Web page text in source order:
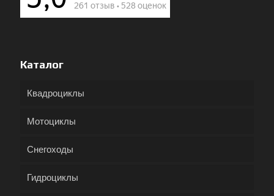
Каталог
Квадроциклы
Мотоциклы
Снегоходы
Гидроциклы